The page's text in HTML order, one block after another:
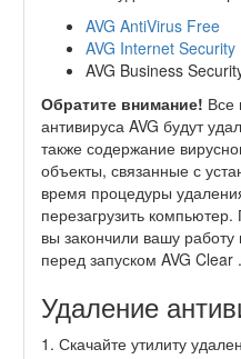
AVG AntiVirus Free
AVG Internet Security
AVG Business
Обратите внимание! Все
антивируса AVG будут
также содержание
объекты, связанные с
время процедуры
перезагрузить
вы закончили вашу
перед запуском AVG Clear .
Удаление
1. Скачайте утилиту